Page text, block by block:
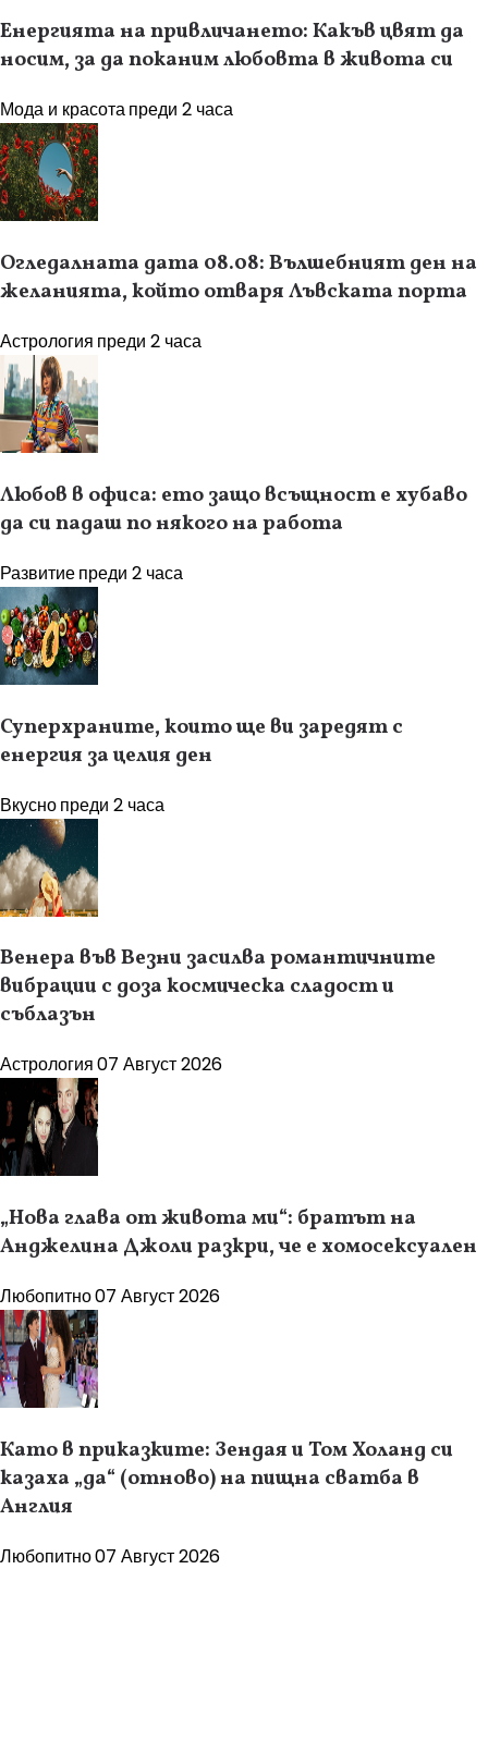
Енергията на привличането: Какъв цвят да
носим, за да поканим любовта в живота си
Мода и красотапреди 2 часа
Огледалната дата 08.08: Вълшебният ден на
желанията, който отваря Лъвската порта
Астрология преди 2 часа
Любов в офиса: ето защо всъщност е хубаво
да си падаш по някого на работа
Развитиепреди 2 часа
Суперхраните, които ще ви заредят с
енергия за целия ден
Вкуснопреди 2 часа
Венера във Везни засилва романтичните
вибрации с доза космическа сладост и
съблазън
Астрология07 Август 2026
„Нова глава от живота ми“: братът на
Анджелина Джоли разкри, че е хомосексуален
Любопитно07 Август 2026
Като в приказките: Зендая и Том Холанд си
казаха „да“ (отново) на пищна сватба в
Англия
Любопитно07 Август 2026